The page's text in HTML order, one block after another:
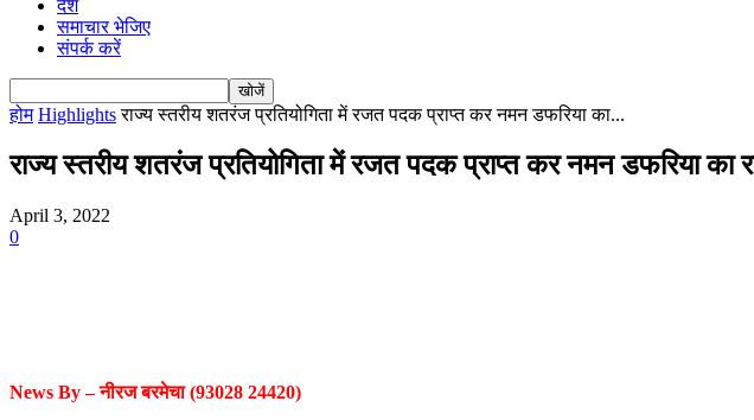
देश
समाचार भेजिए
संपर्क करें
होम Highlights राज्य स्तरीय शतरंज प्रतियोगिता में रजत पदक प्राप्त कर नमन डफरिया का...
राज्य स्तरीय शतरंज प्रतियोगिता में रजत पदक प्राप्त कर नमन डफरिया का
April 3, 2022
0
News By – नीरज बरमेचा (93028 24420)